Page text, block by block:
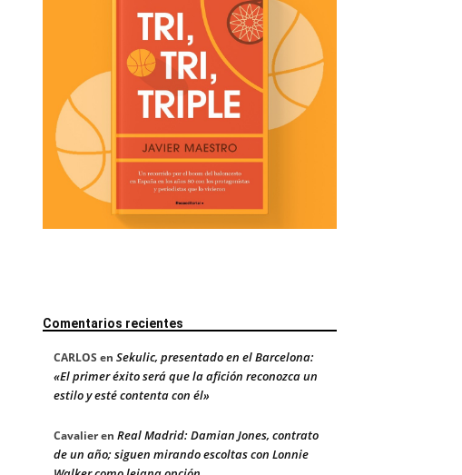
Comentarios recientes
CARLOS en Sekulic, presentado en el Barcelona:
«El primer éxito será que la afición reconozca un
estilo y esté contenta con él»
Cavalieren Real Madrid: Damian Jones, contrato
de un año; siguen mirando escoltas con Lonnie